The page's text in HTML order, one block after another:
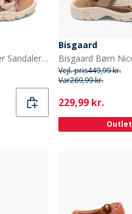
Bisgaard Nico Piger Sandaler Neon Pink
Bisgaard
Vejl. pris449,99 kr.
Var269,99 kr.
Current
229,99 kr.
Outlet